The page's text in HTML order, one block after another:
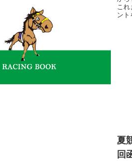
こ
ント
夏
回